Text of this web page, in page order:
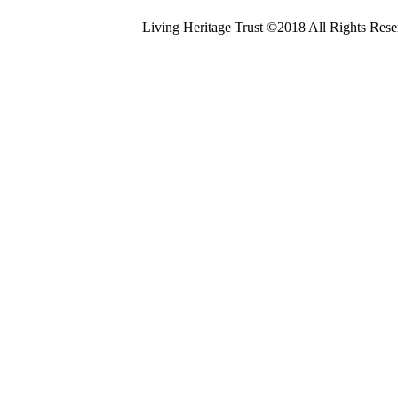
Living Heritage Trust ©2018 All Rights